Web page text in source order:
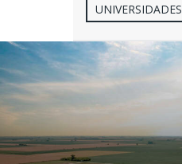
UNIVERSIDADES